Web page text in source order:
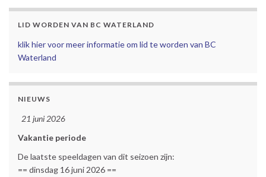
LID WORDEN VAN BC WATERLAND
klik hier voor meer informatie om lid te worden van BC
Waterland
NIEUWS
21 juni 2026
Vakantie periode
De laatste speeldagen van dit seizoen zijn:
== dinsdag 16 juni 2026 ==